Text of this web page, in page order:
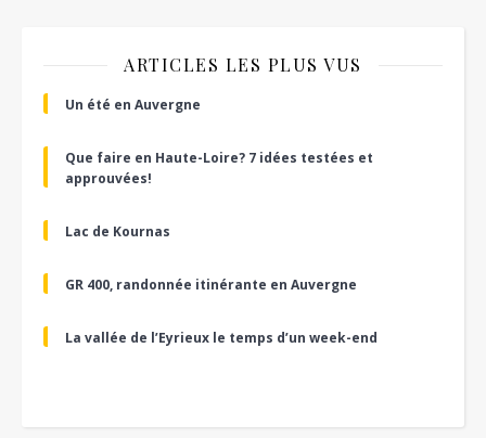
ARTICLES LES PLUS VUS
Un été en Auvergne
Que faire en Haute-Loire? 7 idées testées et
approuvées!
Lac de Kournas
GR 400, randonnée itinérante en Auvergne
La vallée de l’Eyrieux le temps d’un week-end